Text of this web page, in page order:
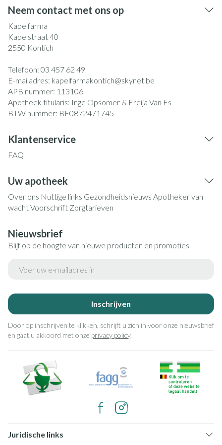
Neem contact met ons op
Kapelfarma
Kapelstraat 40
2550 Kontich
Telefoon: 03 457 62 49
E-mailadres: kapelfarmakontich@skynet.be
APB nummer: 113106
Apotheek titularis: Inge Opsomer & Freija Van Es
BTW nummer: BE0872471745
Klantenservice
FAQ
Uw apotheek
Over ons Nuttige links Gezondheidsnieuws Apotheker van
wachtVoorschrift Zorgtarieven
Nieuwsbrief
Blijf op de hoogte van nieuwe producten en promoties
Inschrijven
Door op inschrijven te klikken, schrijft u zich in voor onze nieuwsbrief
en gaat u akkoord met onze privacy policy.
Juridische links